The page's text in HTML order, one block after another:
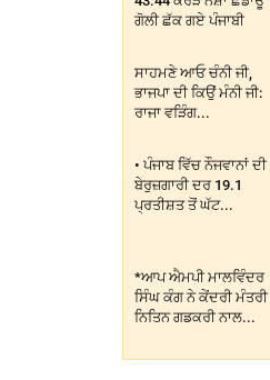
ਗੋਲੀ ਛੱਕ ਗਏ ਪੰਜਾਬੀ
ਸਾਹਮਣੇ ਆਓ ਚੰਨੀ ਜੀ,
ਭਾਜਪਾ ਦੀ ਕਿਉਂ ਮੰਨੀ ਜੀ:
ਰਾਜਾ ਵੜਿੰਗ...
• ਪੰਜਾਬ ਵਿੱਚ ਨੌਜਵਾਨਾਂ ਦੀ
ਬੇਰੁਜ਼ਗਾਰੀ ਦਰ 19.1
ਪ੍ਰਤੀਸ਼ਤ ਤੋਂ ਘੱਟ...
*ਆਪ ਐਮਪੀ ਮਾਲਵਿੰਦਰ
ਸਿੰਘ ਕੰਗ ਨੇ ਕੇਂਦਰੀ ਮੰਤਰੀ
ਨਿਤਿਨ ਗਡਕਰੀ ਨਾਲ...